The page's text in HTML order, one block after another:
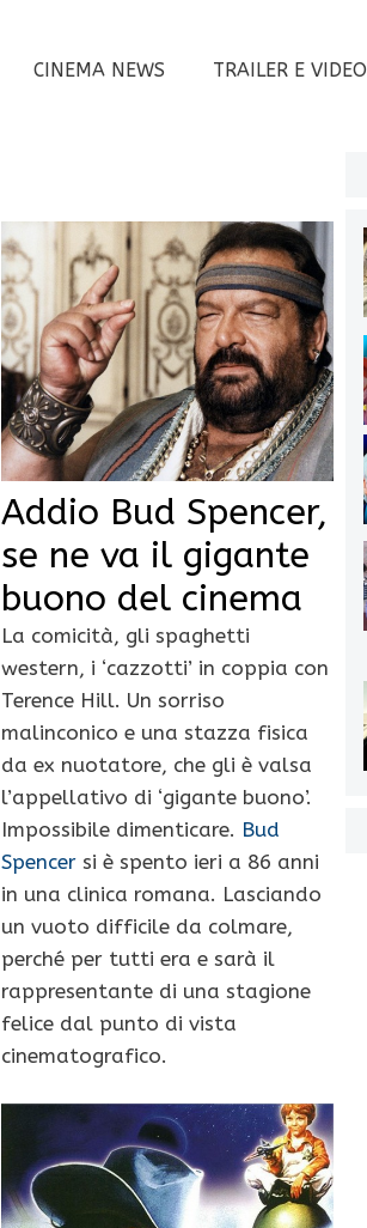
CINEMA NEWS TRAILER E VIDEO
Addio Bud Spencer,
se ne va il gigante
buono del cinema
La comicità, gli spaghetti
western, i ‘cazzotti’ in coppia con
Terence Hill. Un sorriso
malinconico e una stazza fisica
da ex nuotatore, che gli è valsa
l’appellativo di ‘gigante buono’.
Impossibile dimenticare. Bud
Spencer si è spento ieri a 86 anni
in una clinica romana. Lasciando
un vuoto difficile da colmare,
perché per tutti era e sarà il
rappresentante di una stagione
felice dal punto di vista
cinematografico.